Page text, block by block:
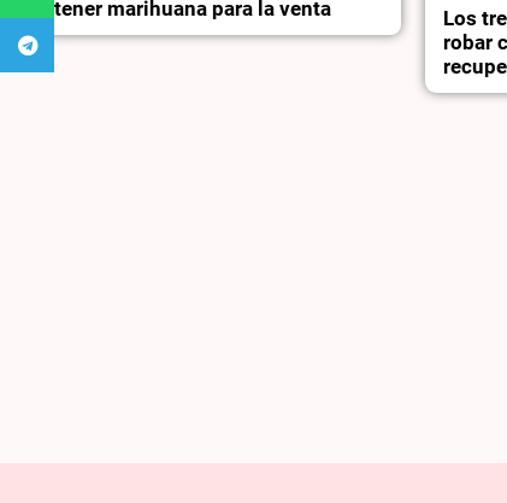
tener marihuana para la venta
Los
robar